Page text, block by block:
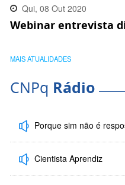
Qui, 08 Out 2020
10:32:00 -0300
Webinar entrevista
MAIS ATUALIDADES
CNPq Rádio
Porque sim não é
Cientista Aprendiz